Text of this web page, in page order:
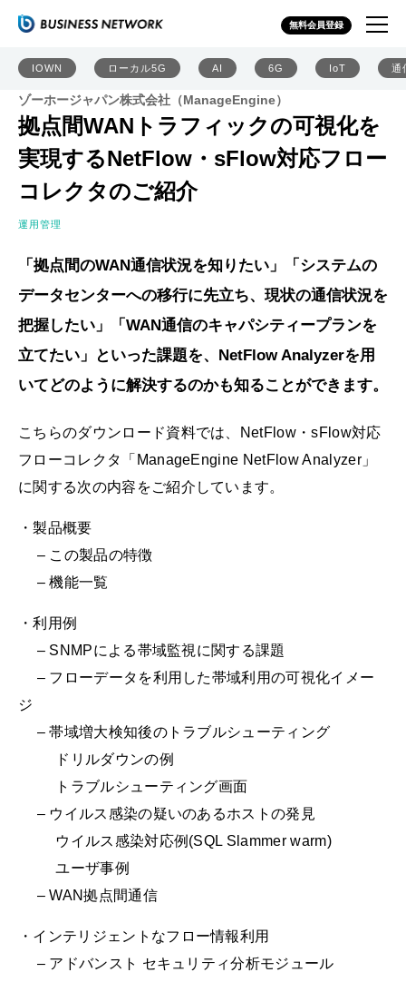
無料会員登録
IOWN ローカル5G AI 6G IoT 通
ゾーホージャパン株式会社（ManageEngine）
拠点間WANトラフィックの可視化を
実現するNetFlow・sFlow対応フロー
コレクタのご紹介
運用管理
「拠点間のWAN通信状況を知りたい」「システムの
データセンターへの移行に先立ち、現状の通信状況を
把握したい」「WAN通信のキャパシティープランを
立てたい」といった課題を、NetFlow Analyzerを用
いてどのように解決するのかも知ることができます。
こちらのダウンロード資料では、NetFlow・sFlow対応
フローコレクタ「ManageEngine NetFlow Analyzer」
に関する次の内容をご紹介しています。
・製品概要
– この製品の特徴
– 機能一覧
・利用例
– SNMPによる帯域監視に関する課題
– フローデータを利用した帯域利用の可視化イメー
ジ
– 帯域増大検知後のトラブルシューティング
ドリルダウンの例
トラブルシューティング画面
– ウイルス感染の疑いのあるホストの発見
ウイルス感染対応例(SQL Slammer warm)
ユーザ事例
– WAN拠点間通信
・インテリジェントなフロー情報利用
– アドバンスト セキュリティ分析モジュール